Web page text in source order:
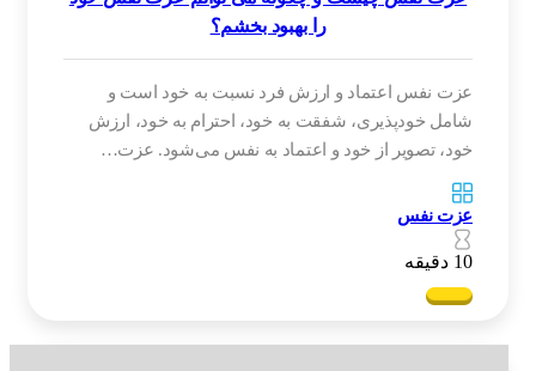
را بهبود بخشم؟
عزت نفس اعتماد و ارزش فرد نسبت به خود است و
شامل خودپذیری، شفقت به خود، احترام به خود، ارزش
خود، تصویر از خود و اعتماد به نفس می‌شود. عزت…
عزت نفس